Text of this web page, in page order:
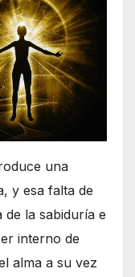
una
y esa falta de
la sabiduría e
interno de
alma a su vez